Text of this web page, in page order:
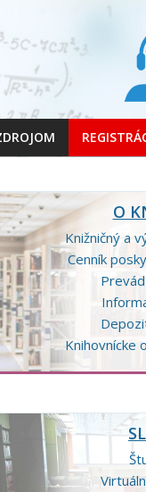
O
Knižničný a
Cenník
Knihovnícke